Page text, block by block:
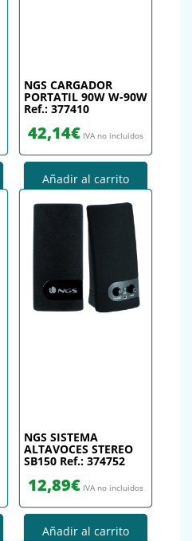
NGS CARGADOR
PORTATIL 90W W-90W
Ref.: 377410
42,14€ IVA no incluidos
Añadir al carrito
NGS SISTEMA
ALTAVOCES STEREO
SB150 Ref.: 374752
12,89€ IVA no incluidos
Añadir al carrito